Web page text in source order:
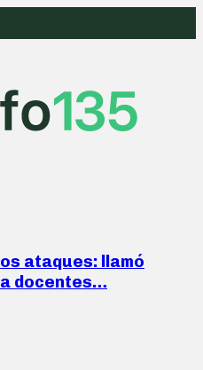
ataques: llamó
docentes…